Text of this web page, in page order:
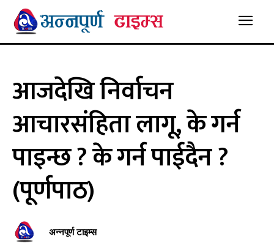
आजदेखि निर्वाचन
आचारसंहिता लागू, के गर्न
पाइन्छ ? के गर्न पाईदैन ?
(पूर्णपाठ)
अन्नपूर्ण टाइम्स